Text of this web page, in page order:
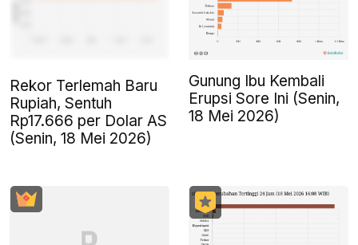
Rekor Terlemah Baru
Rupiah, Sentuh
Rp17.666 per Dolar AS
(Senin, 18 Mei 2026)
Gunung Ibu Kembali
Erupsi Sore Ini (Senin,
18 Mei 2026)